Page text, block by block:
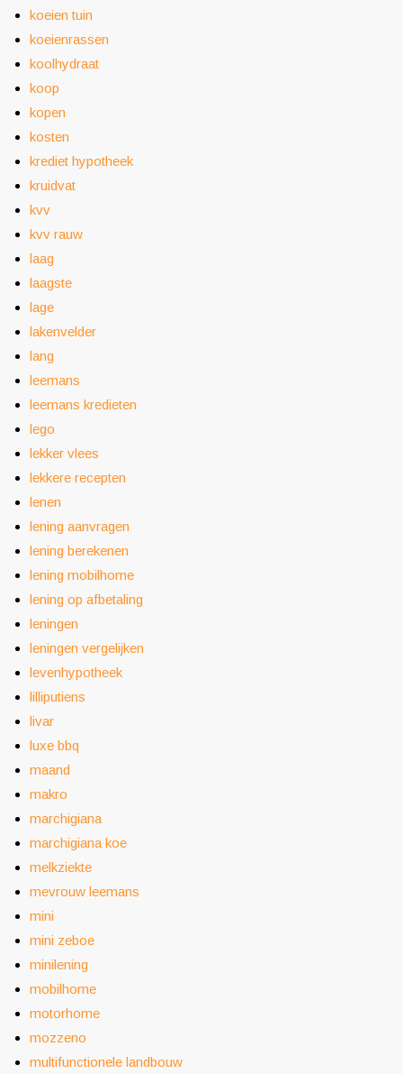
koeien tuin
koeienrassen
koolhydraat
koop
kopen
kosten
krediet hypotheek
kruidvat
kvv
kvv rauw
laag
laagste
lage
lakenvelder
lang
leemans
leemans kredieten
lego
lekker vlees
lekkere recepten
lenen
lening aanvragen
lening berekenen
lening mobilhome
lening op afbetaling
leningen
leningen vergelijken
levenhypotheek
lilliputiens
livar
luxe bbq
maand
makro
marchigiana
marchigiana koe
melkziekte
mevrouw leemans
mini
mini zeboe
minilening
mobilhome
motorhome
mozzeno
multifunctionele landbouw